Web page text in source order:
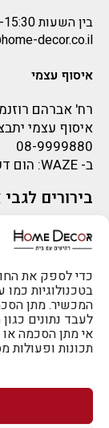
כדי לספק את
המכשיר. מתן
לעבד נתונים
אי מתן הסכמה
תכונות ופעולות
בין השעות 10:00-15:30
decor.co.il
איסוף עצמי
רח' אברהם
איסוף עצמי
08-9999880
ב- WAZE: הום
בירורים
בירור לגבי אספקה
decor.co.il
לרכישה טלפונית: 073-